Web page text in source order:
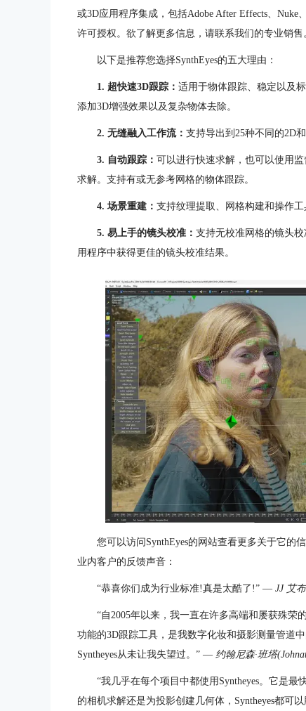
或3D应用程序集成，包括Adobe After Effects、Nuke
许可授权。欲了解更多信息，请联系我们的专业销售
以下是推荐您选择SynthEyes的五大理由：
1. 超快速3D跟踪： 适用于物体跟踪、稳定以及
添加3D增强效果以及复杂物体去除。
2. 无缝融入工作流： 支持导出到25种不同的2D
3. 自动跟踪： 可以进行快速求解，也可以使用
求解。支持有或无参考网格的物体跟踪。
4. 场景重建： 支持纹理提取、网格构建和操作工
5. 易上手的镜头校准： 支持无校准网格的镜头
用程序中获得更佳的镜头校准结果。
您可以访问SynthEyes的网站查看更多关于它的
业内客户的反馈声音：
“恭喜你们成为行业标准!真是太酷了!” — JJ 艾
“自2005年以来，我一直在许多高端和屡获殊荣
功能的3D跟踪工具，是我数字化妆和摄影测量管道
Syntheyes从未让我失望过。” — 约翰尼森·班塔
“我几乎在每个项目中都使用Syntheyes。它是
的相机求解还是为投影创建几何体，Syntheyes都可